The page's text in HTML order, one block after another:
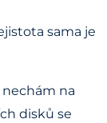
sama je
nechám na
disků se